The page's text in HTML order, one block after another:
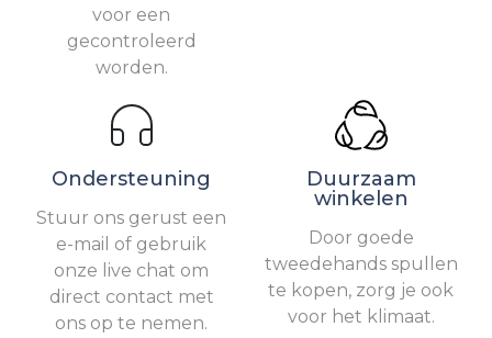
voor een
gecontroleerd
worden.
Ondersteuning
Stuur ons gerust een
e-mail of gebruik
onze live chat om
direct contact met
ons op te nemen.
Duurzaam
winkelen
Door goede
tweedehands spullen
te kopen, zorg je ook
voor het klimaat.